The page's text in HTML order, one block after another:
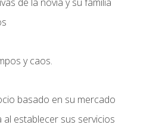
de la novia y su familia
y caos.
basado en su mercado
establecer sus servicios